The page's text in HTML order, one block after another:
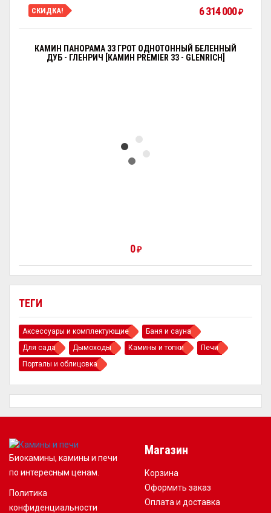
ТЕГИ
Аксессуары и комплектующие
Баня и сауна
Для сада
Дымоходы Камины и топки
Печи
Порталы и облицовка
СКИДКА! 6 314 000₽
КАМИН ПАНОРАМА 33 ГРОТ ОДНОТОННЫЙ БЕЛЕННЫЙ
ДУБ - ГЛЕНРИЧ [КАМИН PREMIER 33 - GLENRICH]
0₽
Биокамины, камины и печи
по интересным ценам.
Политика
конфиденциальности
Магазин
Корзина
Оформить заказ
Оплата и доставка